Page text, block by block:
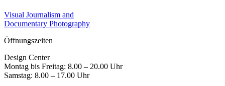
Visual Journalism and
Documentary Photography
Öffnungszeiten
Design Center
Montag bis Freitag: 8.00 – 20.00 Uhr
Samstag: 8.00 – 17.00 Uhr